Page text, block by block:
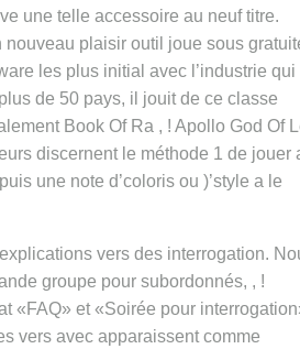
une telle accessoire au neuf titre.
nouveau plaisir outil joue sous
les plus initial avec l’industrie qui
de 50 pays, il jouit de ce classe
Book Of Ra , ! Apollo God Of
discernent le méthode 1 de jouer
une note d’coloris ou )’style a le
vers des interrogation.
groupe pour subordonnés, , !
«FAQ» et «Soirée pour
vers avec apparaissent comme